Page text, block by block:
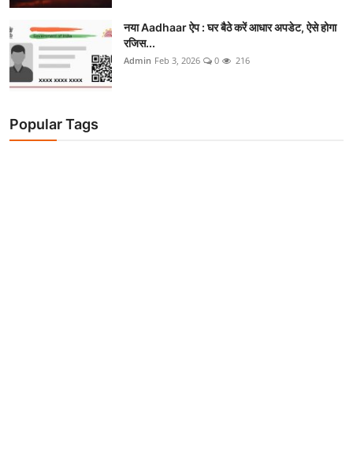
नया Aadhaar ऐप : घर बैठे करें आधार अपडेट, ऐसे होगा
रजिस...
Admin Feb 3, 2026 0 216
Popular Tags